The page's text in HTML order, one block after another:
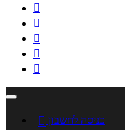





 כניסה לחשבון